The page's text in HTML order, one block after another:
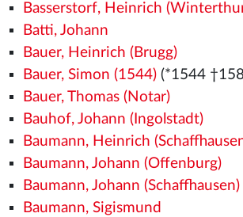
Basserstorf, Heinrich
Batti, Johann
Bauer, Heinrich (Brugg)
Bauer, Simon (1544)(*1544
Bauer, Thomas (Notar)
Bauhof, Johann (Ingolstadt)
Baumann, Heinrich
Baumann, Johann (Offenburg)
Baumann, Johann (Schaffhausen)
Baumann, Sigismund